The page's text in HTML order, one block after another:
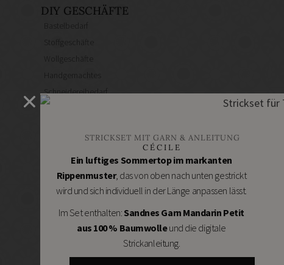
DIY GESCHÄFTE
Bastelbedarf
Stoffgeschäfte
Wollgeschäfte
Handgemachtes
Schneidereibedarf
Handarbeitszubehör
Schmuckzubehör
Nähmaschinen
STRICKSET MIT GARN & ANLEITUNG
CÉCILE
Ein luftiges Sommertop im markanten
Rippenmuster, das von oben nach unten gestrickt
wird und sich individuell in der Länge anpassen lässt.
Im Set enthalten: Sandnes Garn Mandarin Petit
aus 100 % Baumwolleund die digitale
Strickanleitung.